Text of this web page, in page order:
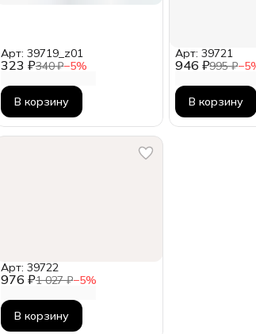
323 ₽340 ₽−5%
Арт: 39719_z01
В корзину
946 ₽995 ₽−5
Арт: 39721
В корзину
976 ₽1 027 ₽−5%
Арт: 39722
В корзину